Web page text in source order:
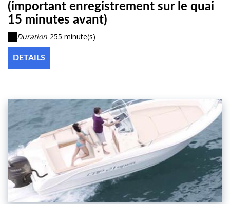
(important enregistrement sur le quai
15 minutes avant)
Duration 255 minute(s)
DETAILS